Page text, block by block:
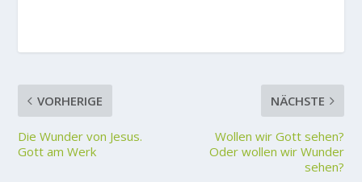
VORHERIGE
Die Wunder von Jesus.
Gott am Werk
NÄCHSTE
Wollen wir Gott sehen?
Oder wollen wir Wunder
sehen?